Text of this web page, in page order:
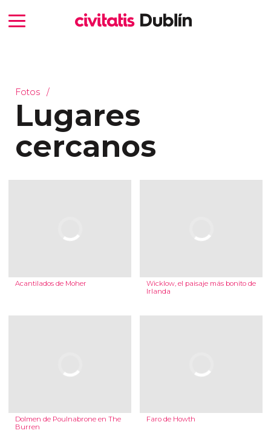
Fotos
Lugares
cercanos
Acantilados de Moher
Wicklow, el paisaje más bonito de
Irlanda
Dolmen de Poulnabrone en The
Burren
Faro de Howth